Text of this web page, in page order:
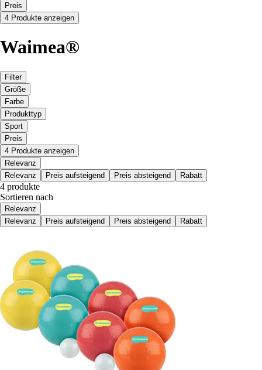
Preis
4 Produkte anzeigen
Waimea®
Filter
Größe
Farbe
Produkttyp
Sport
Preis
4 Produkte anzeigen
Relevanz
Relevanz
Preis aufsteigend Preis absteigend Rabatt
4 produkte
Sortieren nach
Relevanz
Relevanz
Preis aufsteigend Preis absteigend Rabatt